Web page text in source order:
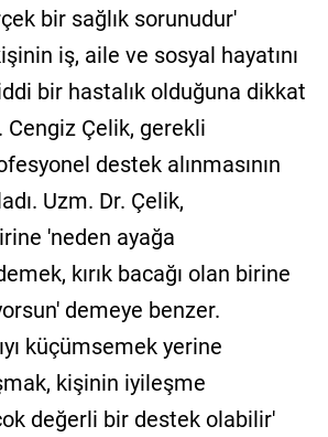
bir sağlık sorunudur'
iş, aile ve sosyal hayatını
bir hastalık olduğuna dikkat
Cengiz Çelik, gerekli
destek alınmasının
Uzm. Dr. Çelik,
'neden ayağa
kırık bacağı olan birine
demeye benzer.
küçümsemek yerine
kişinin iyileşme
değerli bir destek olabilir'